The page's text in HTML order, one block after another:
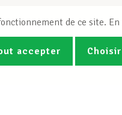
de ce site.
accepter